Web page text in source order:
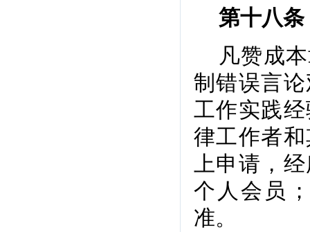
第十八条
凡赞成
制错误言
工作实践
律工作者
上申请，
个人会员
准。